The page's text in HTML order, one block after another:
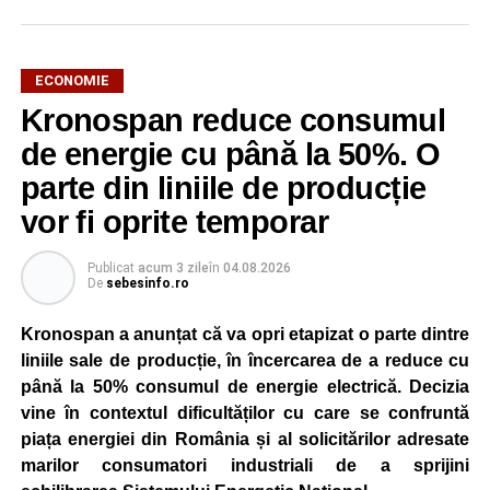
ECONOMIE
Kronospan reduce consumul
de energie cu până la 50%. O
parte din liniile de producție
vor fi oprite temporar
Publicat acum 3 zileîn 04.08.2026
De sebesinfo.ro
Kronospan a anunțat că va opri etapizat o parte dintre
liniile sale de producție, în încercarea de a reduce cu
până la 50% consumul de energie electrică. Decizia
vine în contextul dificultăților cu care se confruntă
piața energiei din România și al solicitărilor adresate
marilor consumatori industriali de a sprijini